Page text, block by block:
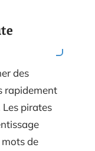
des
rapidement
pirates
de